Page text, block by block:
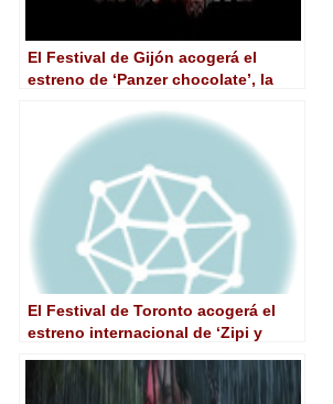
El Festival de Gijón acogerá el
estreno de ‘Panzer chocolate’, la
interactiva
El Festival de Toronto acogerá el
estreno internacional de ‘Zipi y